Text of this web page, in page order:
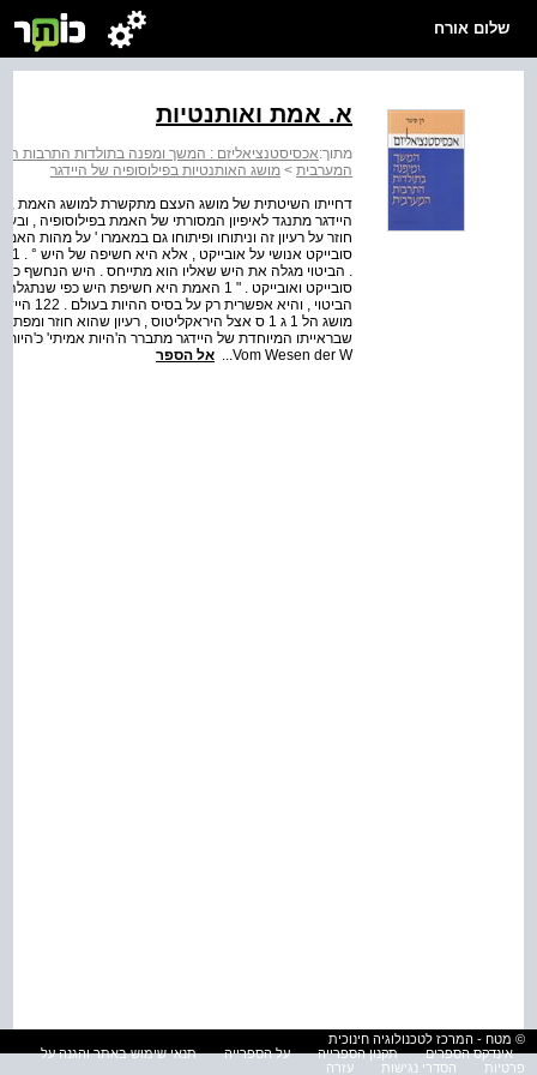
שלום אורח
א. אמת ואותנטיות
מתוך:אכסיסטנציאליזם : המשך ומפנה בתולדות התרבות
המערבית > מושג האותנטיות בפילוסופיה של היידגר
דחייתו השיטתית של מושג העצם מתקשרת למושג האמת ,
היידגר מתנגד לאיפיון המסורתי של האמת בפילוסופיה ,
חוזר על רעיון זה וניתוחו ופיתוחו גם במאמרו ' על מהות
. הביטוי מגלה את היש שאליו הוא מתייחס . היש הנחשף כפי
סובייקט ואובייקט . " 1 האמת היא חשיפת
הביטוי
מושג הל 1 ג 1 ס אצל היראקליטוס , רעיון שהוא
Vom Wesen der W...
אל הספר
© מטח - המרכז לטכנולוגיה חינוכית
אינדקס הספרים
תקנון הספרייה על הספרייה
תנאי שימוש באתר והגנה על
פרטיות
הסדרי נגישות עזרה